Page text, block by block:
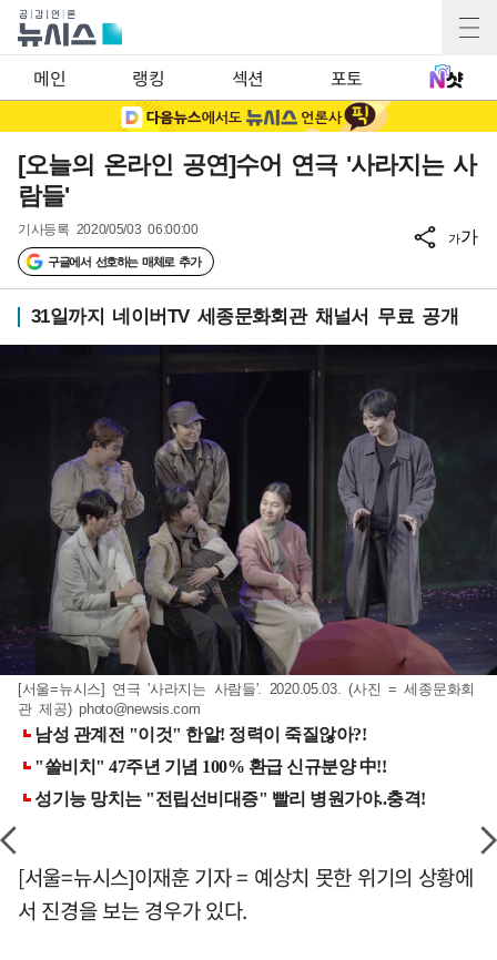
메인 랭킹 섹션 포토
[오늘의 온라인 공연]수어 연극 '사라지는 사
람들'
기사등록 2020/05/03 06:00:00
구글에서 선호하는 매체로 추가
가가
31일까지 네이버TV 세종문화회관 채널서 무료 공개
[서울=뉴시스] 연극 '사라지는 사람들'. 2020.05.03. (사진 = 세종문화회
관 제공)photo@newsis.com
[서울=뉴시스]이재훈 기자 = 예상치 못한 위기의 상황에
서 진경을 보는 경우가 있다.